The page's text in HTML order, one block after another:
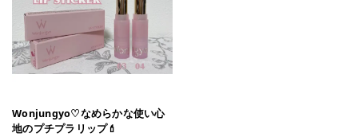
Wonjungyo♡なめらかな使い心
地のプチプラリップ💄